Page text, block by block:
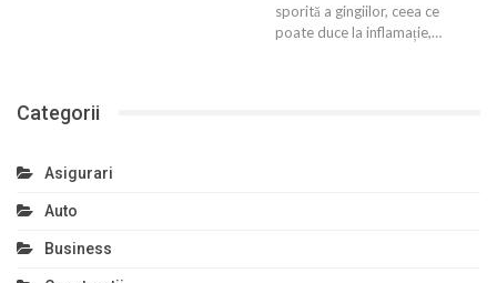
sporită a gingiilor, ceea ce
poate duce la inflamație,…
Categorii
Asigurari
Auto
Business